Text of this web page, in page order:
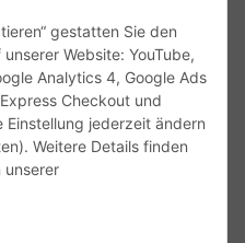
gestatten Sie den
Website: YouTube,
Analytics 4, Google Ads
Checkout und
Einstellung jederzeit ändern
Weitere Details finden
unserer